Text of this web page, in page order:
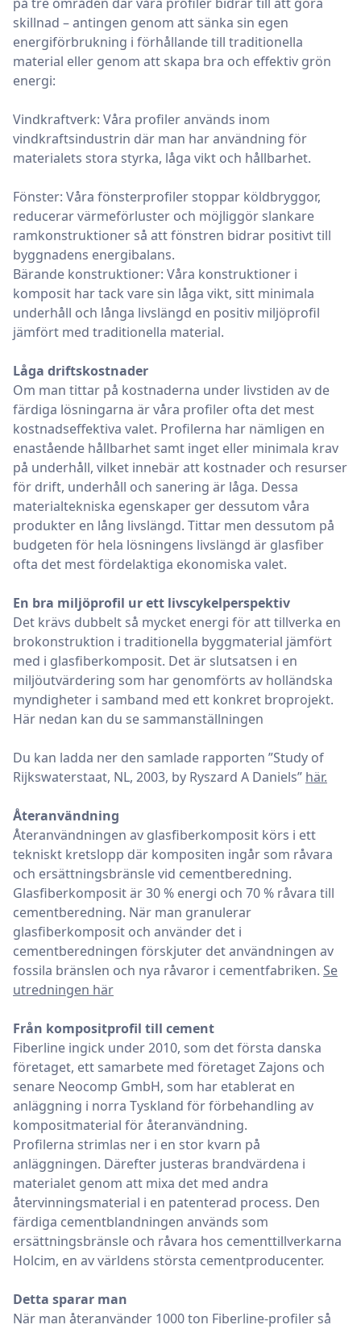
skillnad – antingen genom att sänka sin egen
energiförbrukning i förhållande till traditionella
material eller genom att skapa bra och effektiv grön
energi:
Vindkraftverk: Våra profiler används inom
vindkraftsindustrin där man har användning för
materialets stora styrka, låga vikt och hållbarhet.
Fönster: Våra fönsterprofiler stoppar köldbryggor,
reducerar värmeförluster och möjliggör slankare
ramkonstruktioner så att fönstren bidrar positivt till
byggnadens energibalans.
Bärande konstruktioner: Våra konstruktioner i
komposit har tack vare sin låga vikt, sitt minimala
underhåll och långa livslängd en positiv miljöprofil
jämfört med traditionella material.
Låga driftskostnader
Om man tittar på kostnaderna under livstiden av de
färdiga lösningarna är våra profiler ofta det mest
kostnadseffektiva valet. Profilerna har nämligen en
enastående hållbarhet samt inget eller minimala krav
på underhåll, vilket innebär att kostnader och resurser
för drift, underhåll och sanering är låga. Dessa
materialtekniska egenskaper ger dessutom våra
produkter en lång livslängd. Tittar men dessutom på
budgeten för hela lösningens livslängd är glasfiber
ofta det mest fördelaktiga ekonomiska valet.
En bra miljöprofil ur ett livscykelperspektiv
Det krävs dubbelt så mycket energi för att tillverka en
brokonstruktion i traditionella byggmaterial jämfört
med i glasfiberkomposit. Det är slutsatsen i en
miljöutvärdering som har genomförts av holländska
myndigheter i samband med ett konkret broprojekt.
Här nedan kan du se sammanställningen
Du kan ladda ner den samlade rapporten ”Study of
Rijkswaterstaat, NL, 2003, by Ryszard A Daniels” här.
Återanvändning
Återanvändningen av glasfiberkomposit körs i ett
tekniskt kretslopp där kompositen ingår som råvara
och ersättningsbränsle vid cementberedning.
Glasfiberkomposit är 30 % energi och 70 % råvara till
cementberedning. När man granulerar
glasfiberkomposit och använder det i
cementberedningen förskjuter det användningen av
fossila bränslen och nya råvaror i cementfabriken. Se
utredningen här
Från kompositprofil till cement
Fiberline ingick under 2010, som det första danska
företaget, ett samarbete med företaget Zajons och
senare Neocomp GmbH, som har etablerat en
anläggning i norra Tyskland för förbehandling av
kompositmaterial för återanvändning.
Profilerna strimlas ner i en stor kvarn på
anläggningen. Därefter justeras brandvärdena i
materialet genom att mixa det med andra
återvinningsmaterial i en patenterad process. Den
färdiga cementblandningen används som
ersättningsbränsle och råvara hos cementtillverkarna
Holcim, en av världens största cementproducenter.
Detta sparar man
När man återanvänder 1000 ton Fiberline-profiler så